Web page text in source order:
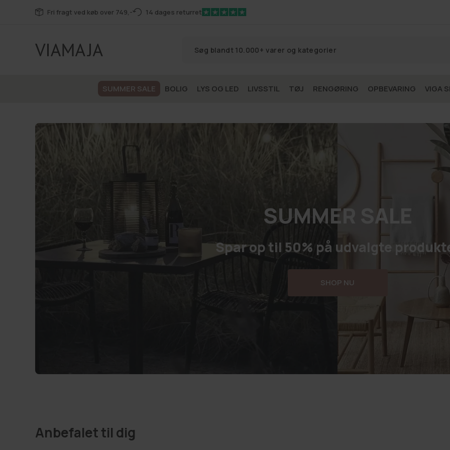
indhold Fri fragt ved køb over 749,- 14 dages returret
SUMMER SALE BOLIG LYS OG LED LIVSSTIL TØJ RENGØRING OPBEVARING VIGA
SUMMER SALE
Spar op til 50% på udvalgte
SHOP NU
Anbefalet til dig